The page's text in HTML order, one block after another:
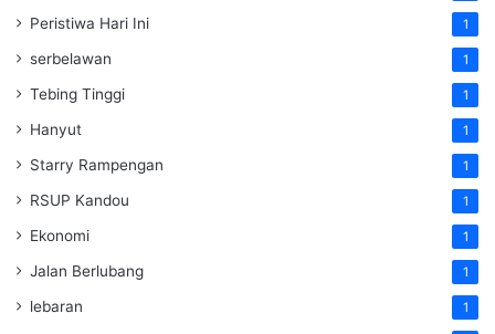
Peristiwa Hari Ini 1
serbelawan 1
Tebing Tinggi 1
Hanyut 1
Starry Rampengan 1
RSUP Kandou 1
Ekonomi 1
Jalan Berlubang 1
lebaran 1